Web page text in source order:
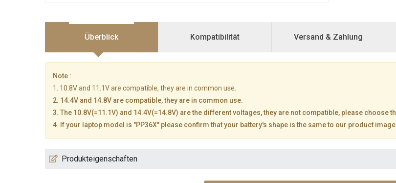
Überblick Kompatibilität Versand & Zahlung
Note :
1. 10.8V and 11.1V are compatible, they are in common use.
2. 14.4V and 14.8V are compatible, they are in common use.
3. The 10.8V(=11.1V) and 14.4V(=14.8V) are the different voltages, they are not compatible, please choose
4. If your laptop model is "PP36X" please confirm that your battery's shape is the same to our product
Produkteigenschaften